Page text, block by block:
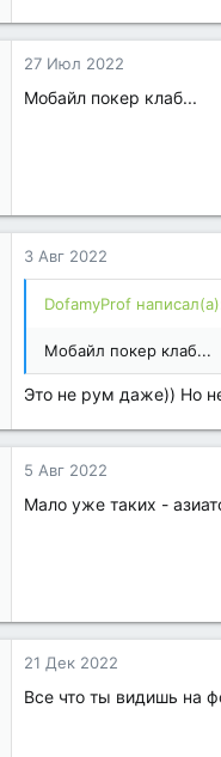
27 Июл 2022
Мобайл покер клаб...
3 Авг 2022
DofamyProf
Мобайл покер клаб...
Это не рум даже)) Но
5 Авг 2022
Мало уже таких -
21 Дек 2022
Все что ты видишь на